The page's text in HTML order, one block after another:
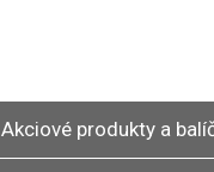
Akciové produkty a